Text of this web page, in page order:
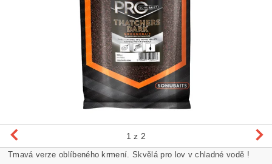
1 z 2
Tmavá verze oblíbeného krmení. Skvělá pro lov v chladné vodě !